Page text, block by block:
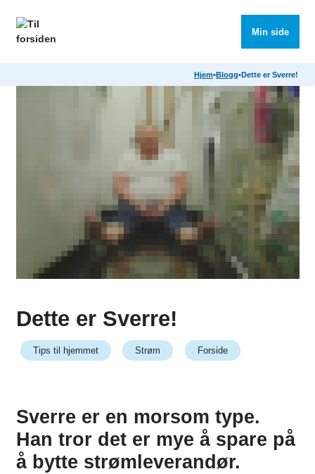
Min side
Hjem•Blogg•Dette er Sverre!
Dette er Sverre!
Tips til hjemmet Strøm Forside
Sverre er en morsom type.
Han tror det er mye å spare på
å bytte strømleverandør.